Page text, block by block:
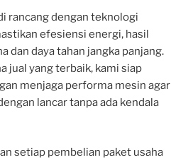
rancang dengan teknologi
efesiensi energi, hasil
dan daya tahan jangka panjang.
jual yang terbaik, kami siap
menjaga performa mesin agar
lancar tanpa ada kendala
setiap pembelian paket usaha